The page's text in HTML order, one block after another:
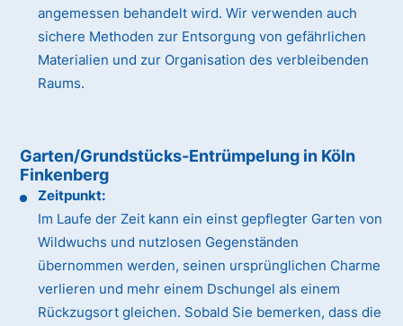
angemessen behandelt wird. Wir verwenden auch
sichere Methoden zur Entsorgung von gefährlichen
Materialien und zur Organisation des verbleibenden
Raums.
Garten/Grundstücks-Entrümpelung in Köln
Finkenberg
Zeitpunkt:
Im Laufe der Zeit kann ein einst gepflegter Garten von
Wildwuchs und nutzlosen Gegenständen
übernommen werden, seinen ursprünglichen Charme
verlieren und mehr einem Dschungel als einem
Rückzugsort gleichen. Sobald Sie bemerken, dass die